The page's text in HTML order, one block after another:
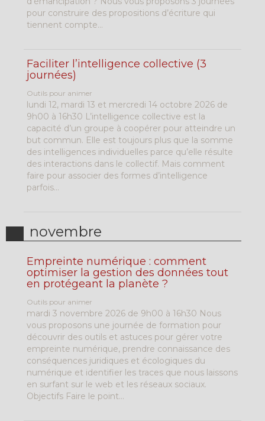
pour construire des propositions d’écriture qui
tiennent compte...
Faciliter l’intelligence collective (3
journées)
Outils pour animer
lundi 12, mardi 13 et mercredi 14 octobre 2026 de
9h00 à 16h30 L’intelligence collective est la
capacité d’un groupe à coopérer pour atteindre un
but commun. Elle est toujours plus que la somme
des intelligences individuelles parce qu’elle résulte
des interactions dans le collectif. Mais comment
faire pour associer des formes d’intelligence
parfois...
novembre
Empreinte numérique : comment
optimiser la gestion des données tout
en protégeant la planète ?
Outils pour animer
mardi 3 novembre 2026 de 9h00 à 16h30 Nous
vous proposons une journée de formation pour
découvrir des outils et astuces pour gérer votre
empreinte numérique, prendre connaissance des
conséquences juridiques et écologiques du
numérique et identifier les traces que nous laissons
en surfant sur le web et les réseaux sociaux.
Objectifs Faire le point...